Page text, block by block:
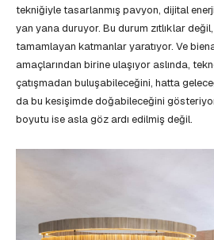
tekniğiyle tasarlanmış pavyon, dijital
yan yana duruyor. Bu durum zıtlıklar
tamamlayan katmanlar yaratıyor. Ve
amaçlarından birine ulaşıyor aslında,
çatışmadan buluşabileceğini, hatta
da bu kesişimde doğabileceğini
boyutu ise asla göz ardı edilmiş değil.